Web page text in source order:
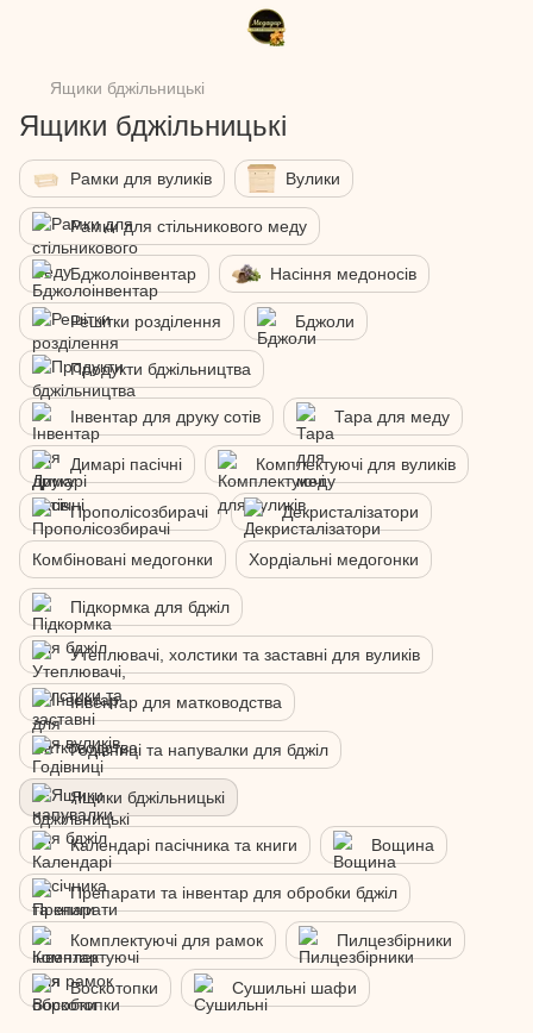
Ящики бджільницькі
Ящики бджільницькі
Рамки для вуликів Вулики
Рамки для стільникового меду
Бджолоінвентар Насіння медоносів
Решітки розділення Бджоли
Продукти бджільництва
Інвентар для друку сотів Тара для меду
Димарі пасічні Комплектуючі для вуликів
Прополісозбирачі Декристалізатори
Комбіновані медогонки Хордіальні медогонки
Підкормка для бджіл
Утеплювачі, холстики та заставні для вуликів
Інвентар для матководства
Годівниці та напувалки для бджіл
Ящики бджільницькі
Календарі пасічника та книги Вощина
Препарати та інвентар для обробки бджіл
Комплектуючі для рамок Пилцезбірники
Воскотопки Сушильні шафи